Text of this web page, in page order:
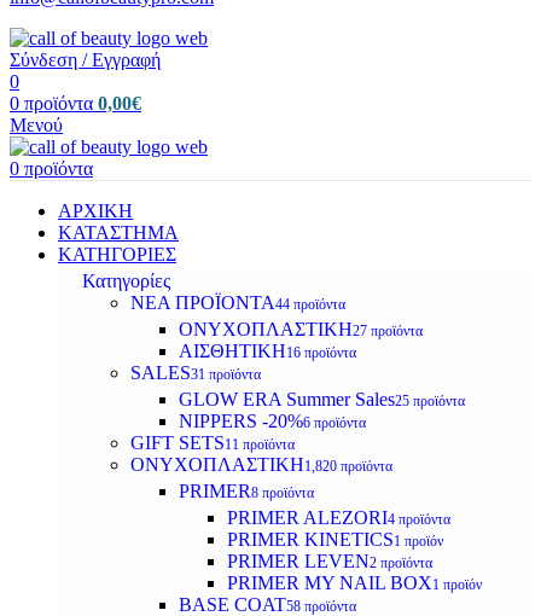
Σύνδεση / Εγγραφή
0
0 προϊόντα 0,00€
Μενού
0 προϊόντα
ΑΡΧΙΚΗ
ΚΑΤΑΣΤΗΜΑ
ΚΑΤΗΓΟΡΙΕΣ
Κατηγορίες
ΝΕΑ ΠΡΟΪΟΝΤΑ44 προϊόντα
ΟΝΥΧΟΠΛΑΣΤΙΚΗ27 προϊόντα
ΑΙΣΘΗΤΙΚΗ16 προϊόντα
SALES31 προϊόντα
GLOW ERA Summer Sales25 προϊόντα
NIPPERS -20%6 προϊόντα
GIFT SETS11 προϊόντα
ΟΝΥΧΟΠΛΑΣΤΙΚΗ1,820 προϊόντα
PRIMER8 προϊόντα
PRIMER ALEZORI4 προϊόντα
PRIMER KINETICS1 προϊόν
PRIMER LEVEN2 προϊόντα
PRIMER MY NAIL BOX1 προϊόν
BASE COAT58 προϊόντα